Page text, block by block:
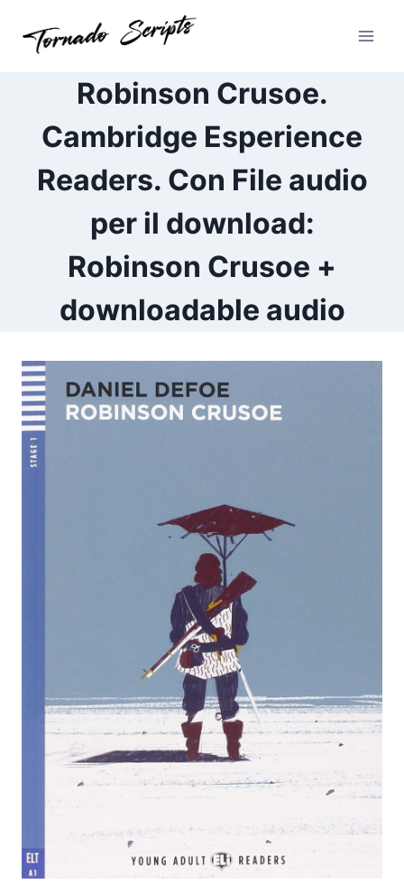
para
Robinson Crusoe.
Cambridge Esperience
Readers. Con File audio
per il download:
Robinson Crusoe +
downloadable audio